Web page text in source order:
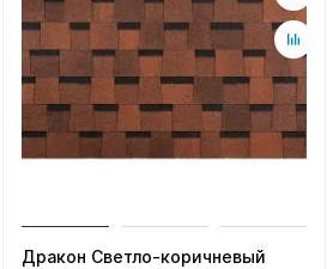
Дракон Светло-коричневый